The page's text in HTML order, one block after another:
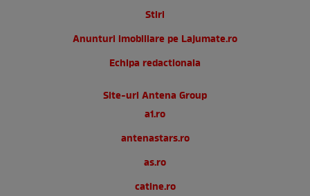
Stiri
Anunturi imobiliare pe Lajumate.ro
Echipa redactionala
Site-uri Antena Group
a1.ro
antenastars.ro
as.ro
catine.ro